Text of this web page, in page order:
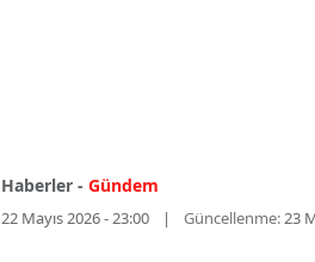
Haberler - Gündem
22 Mayıs 2026 - 23:00 Güncellenme:23